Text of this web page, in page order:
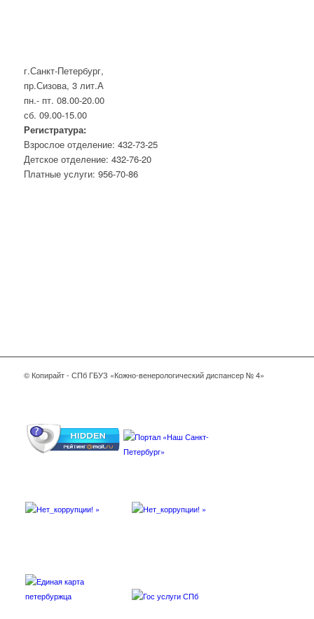
г.Санкт-Петербург,
пр.Сизова, 3 лит.А
пн.- пт. 08.00-20.00
сб. 09.00-15.00
Регистратура:
Взрослое отделение: 432-73-25
Детское отделение: 432-76-20
Платные услуги: 956-70-86
© Копирайт - СПб ГБУЗ «Кожно-венерологический диспансер № 4»